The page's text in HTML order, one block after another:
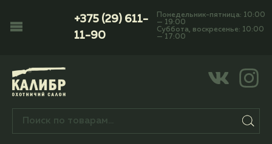
+375 (29) 611-
11-90
Понедельник-пятница: 10:00
— 19:00
Суббота, воскресенье: 10:00
— 17:00